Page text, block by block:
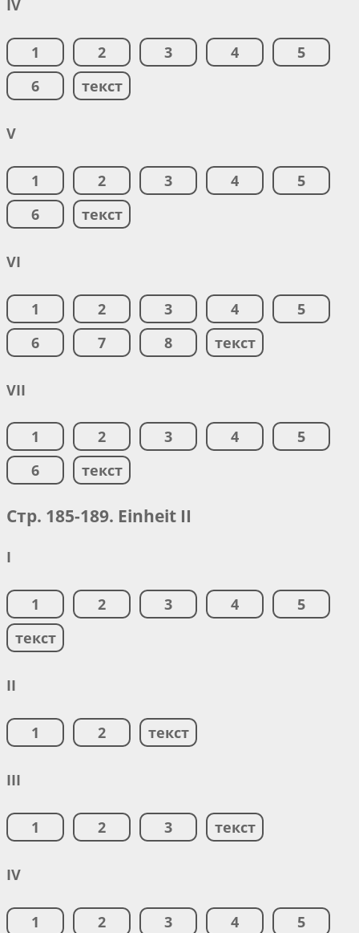
IV
1 2 3 4
5
6
текст
V
1 2 3 4
5
6
текст
VI
1 2 3 4
5
6
7 8 текст
VII
1 2 3 4
5
6
текст
Стр. 185-189. Einheit II
I
1 2 3 4
5
текст
II
1 2 текст
III
1 2 3 текст
IV
1 2 3 4
5